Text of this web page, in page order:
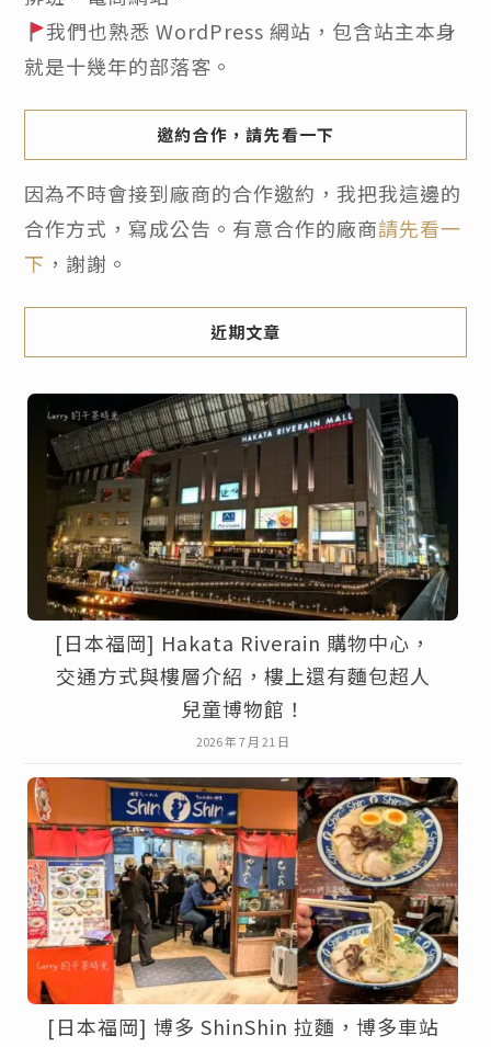
我們也熟悉 WordPress 網站，包含站主本身
就是十幾年的部落客。
邀約合作，請先看一下
因為不時會接到廠商的合作邀約，我把我這邊的
合作方式，寫成公告。有意合作的廠商請先看一
下 ，謝謝。
近期文章
[日本福岡] Hakata Riverain 購物中心，
交通方式與樓層介紹，樓上還有麵包超人
兒童博物館！
2026 年 7 月 21 日
[日本福岡] 博多 ShinShin 拉麵，博多車站